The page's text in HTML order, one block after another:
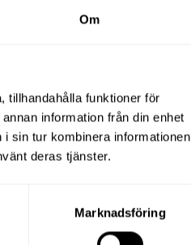
Om
tillhandahålla funktioner för
information från din enhet
sin tur kombinera informationen
deras tjänster.
Marknadsföring